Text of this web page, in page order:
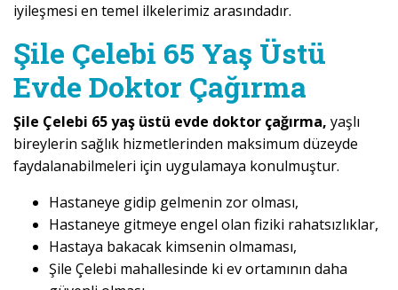
iyileşmesi en temel ilkelerimiz arasındadır.
Şile Çelebi 65 Yaş Üstü
Evde Doktor Çağırma
Şile Çelebi 65 yaş üstü evde doktor çağırma, yaşlı
bireylerin sağlık hizmetlerinden maksimum düzeyde
faydalanabilmeleri için uygulamaya konulmuştur.
Hastaneye gidip gelmenin zor olması,
Hastaneye gitmeye engel olan fiziki rahatsızlıklar,
Hastaya bakacak kimsenin olmaması,
Şile Çelebi mahallesinde ki ev ortamının daha